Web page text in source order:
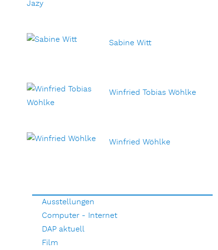
Sabine Witt
Winfried Tobias Wöhlke
Winfried Wöhlke
Ausstellungen
Computer - Internet
DAP aktuell
Film